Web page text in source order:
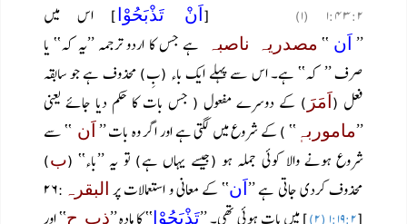
۱:۴۳:۲ (۱) [اَنْ تَذْبَحُوْا ] اس میں
’’ اَن ‘‘ مصدریہ ناصبہ
ہے جس کا اردو ترجمہ ’’یہ کہ‘‘ یا
صرف ’’ کہ‘‘ ہے۔ اس سے پہلے ایک باء (بِ) محذوف ہے جو سابقہ
فعل ( اَمَرَ ) کے دوسرے مفعول ( جس بات کا حکم دیا جائے یعنی
’’ماموربہٖ ‘‘ ) کے شروع میں لگتی ہے اور اگر وہ بات ’’ اَن ‘‘ سے
شروع ہونے والا کوئی جملہ ہو (جیسے یہاں ہے) تو یہ ’’باء‘‘ (ب)
محذوف کردی جاتی ہے ’’اَن‘‘ کے معانی و استعمالات پر البقرہ
:۲۶
[۱:۱۹:۲ (۲) ] میں بات ہوئی تھی۔ ’’تَذْبَحُوْا ‘‘ کا مادہ ’’ذب ح‘‘ اور